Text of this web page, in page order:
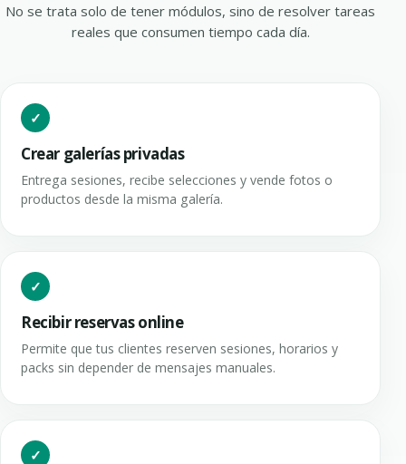
No se trata solo de tener módulos, sino de resolver tareas
reales que consumen tiempo cada día.
Crear galerías privadas
Entrega sesiones, recibe selecciones y vende fotos o
productos desde la misma galería.
Recibir reservas online
Permite que tus clientes reserven sesiones, horarios y
packs sin depender de mensajes manuales.